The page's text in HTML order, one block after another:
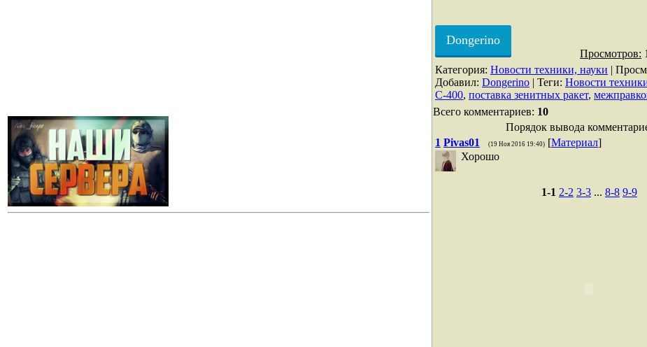
Dongerino
Просмотров:
Категория: Новости техники, науки |
Добавил: Dongerino | Теги: Новости
С-400, поставка зенитных ракет,
Всего комментариев: 10
Порядок вывода
1 Pivas01 (19 Ноя 2016 19:40) [Материал]
Хорошо
1-1 2-2 3-3 ... 8-8 9-9